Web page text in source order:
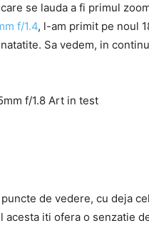
se lauda a fi primul
f/1.4, l-am primit pe noul
Sa vedem, in
de vedere, cu deja
acesta iti ofera o senzatie